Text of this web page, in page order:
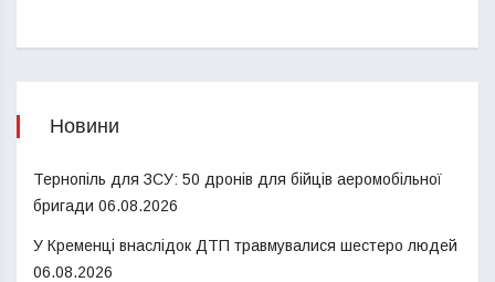
Новини
Тернопіль для ЗСУ: 50 дронів для бійців аеромобільної
бригади 06.08.2026
У Кременці внаслідок ДТП травмувалися шестеро людей
06.08.2026